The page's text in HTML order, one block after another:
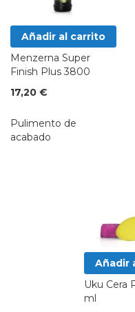
Añadir al carrito
Menzerna Super
Finish Plus 3800
17,20 €
Pulimento de
acabado
Añadir
Uku Cera
ml